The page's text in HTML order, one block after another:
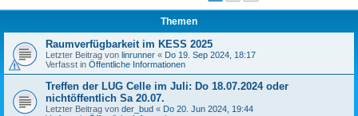
Themen
Raumverfügbarkeit im KESS 2025
Letzter Beitrag von linrunner « Do 19. Sep 2024, 18:17
Verfasst in Öffentliche Informationen
Treffen der LUG Celle im Juli: Do 18.07.2024 oder
nichtöffentlich Sa 20.07.
Letzter Beitrag von der_bud « Do 20. Jun 2024, 19:44